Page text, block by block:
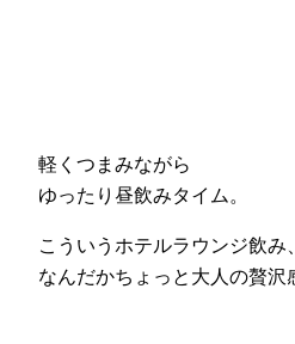
軽くつまみながら
ゆったり昼飲みタイム。
こういうホテルラウンジ飲み、
なんだかちょっと大人の贅沢